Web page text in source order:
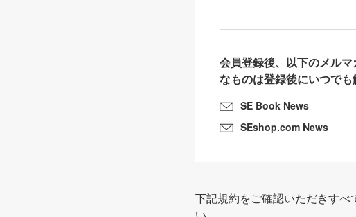
会員登録後、以下のメル
なものは登録後にいつでも
SE Book News
SEshop.com News
下記規約をご確認いただきす